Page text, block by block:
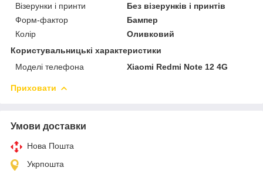
Візерунки і принти
Без візерунків і принтів
Форм-фактор
Бампер
Колір
Оливковий
Користувальницькі характеристики
Моделі телефона
Xiaomi Redmi Note 12 4G
Приховати
Умови доставки
Нова Пошта
Укрпошта